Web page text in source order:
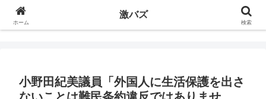
小野田紀美議員「外国人に生活保護を出さ
ホーム
激バズ
検索